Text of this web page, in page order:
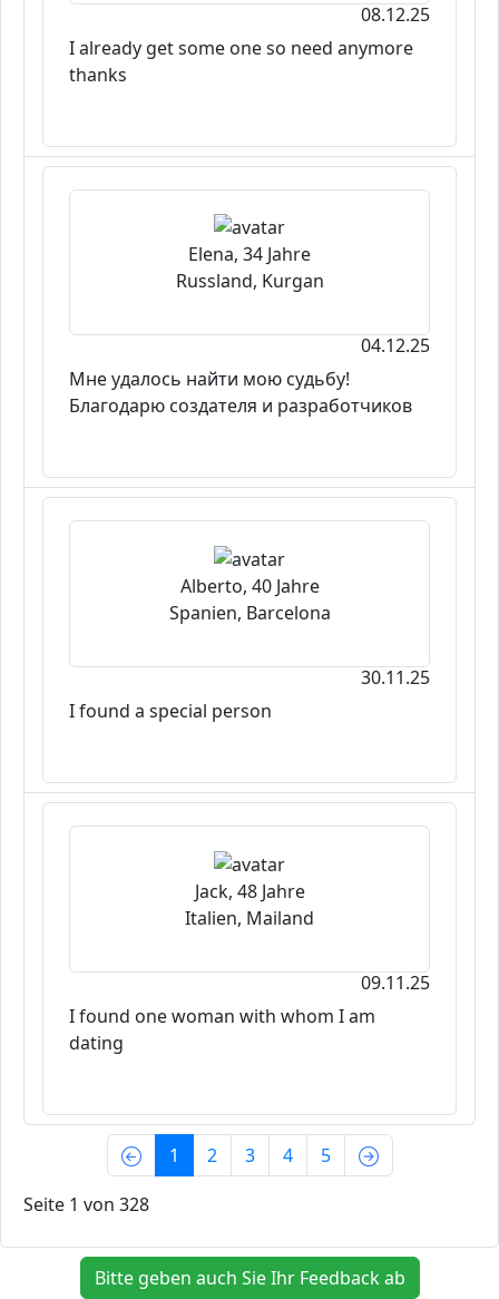
08.12.25
I already get some one so need anymore
thanks
Elena, 34 Jahre
Russland, Kurgan
04.12.25
Мне удалось найти мою судьбу!
Благодарю создателя и разработчиков
Alberto, 40 Jahre
Spanien, Barcelona
30.11.25
I found a special person
Jack, 48 Jahre
Italien, Mailand
09.11.25
I found one woman with whom I am
dating
1 (current)
2 3 4
5
Seite 1 von 328
Bitte geben auch Sie Ihr Feedback ab